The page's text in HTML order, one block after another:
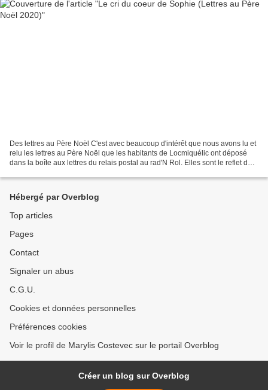
Des lettres au Père Noël C'est avec beaucoup d'intérêt que nous avons lu et
relu les lettres au Père Noël que les habitants de Locmiquélic ont déposé
dans la boîte aux lettres du relais postal au rad'N Rol. Elles sont le reflet des
Hébergé par Overblog
Top articles
Pages
Contact
Signaler un abus
C.G.U.
Cookies et données personnelles
Préférences cookies
Voir le profil de Marylis Costevec sur le portail Overblog
Créer un blog sur Overblog